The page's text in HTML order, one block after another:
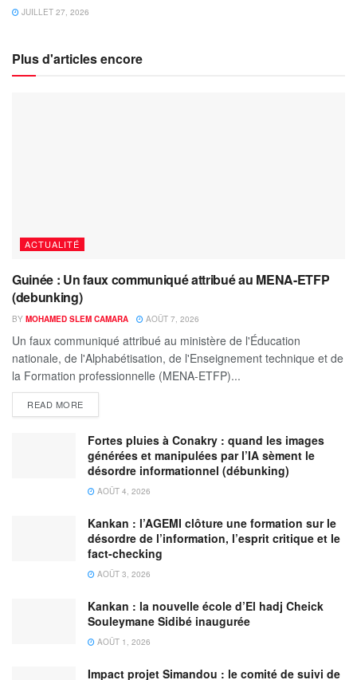
JUILLET 27, 2026
Plus d'articles encore
ACTUALITÉ
Guinée : Un faux communiqué attribué au MENA-ETFP
(debunking)
BY MOHAMED SLEM CAMARA AOÛT 7, 2026
Un faux communiqué attribué au ministère de l'Éducation
nationale, de l'Alphabétisation, de l'Enseignement technique et de
la Formation professionnelle (MENA-ETFP)...
READ MORE
Fortes pluies à Conakry : quand les images
générées et manipulées par l’IA sèment le
désordre informationnel (débunking)
AOÛT 4, 2026
Kankan : l’AGEMI clôture une formation sur le
désordre de l’information, l’esprit critique et le
fact-checking
AOÛT 3, 2026
Kankan : la nouvelle école d’El hadj Cheick
Souleymane Sidibé inaugurée
AOÛT 1, 2026
Impact projet Simandou : le comité de suivi de